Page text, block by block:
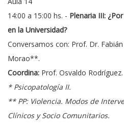
14:00 a 15:00 hs. - Plenaria III:
en la Universidad?
Conversamos con: Prof. Dr.
Morao**.
Coordina: Prof. Osvaldo Rodríguez.
* Psicopatología II.
** PP: Violencia. Modos de
Clínicos y Socio Comunitarios.